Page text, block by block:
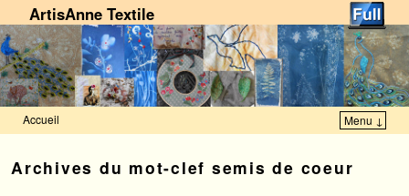
ArtisAnne Textile
Accueil Menu ↓
Archives du mot-clef semis de coeur